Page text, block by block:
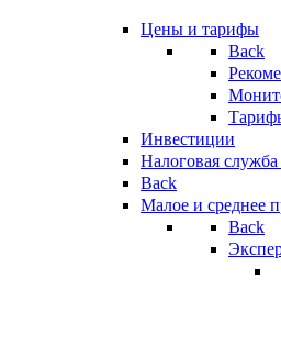
Цены и тарифы
Back
Инвестиции
Налоговая
Back
Малое и среднее
Back